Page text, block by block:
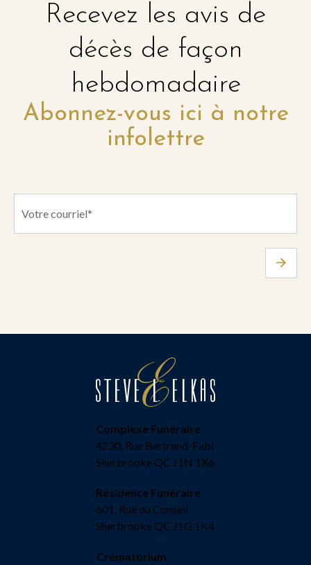
Recevez les avis de
décès de façon
hebdomadaire
Abonnez-vous ici à notre
infolettre
Complexe Funéraire
4230, Rue Bertrand-Fabi
Sherbrooke QC J1N 1X6
Résidence Funéraire
601, Rue du Conseil
Sherbrooke QC J1G 1K4
Crématorium